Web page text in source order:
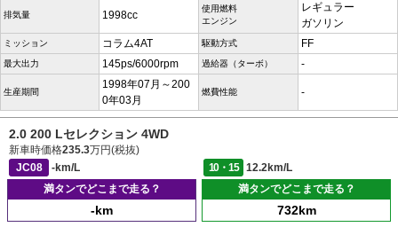
排気量 1998cc
使用燃料
エンジン
レギュラー
ガソリン
ミッション コラム4AT 駆動方式 FF
最大出力 145ps/6000rpm 過給器（ターボ） -
生産期間
1998年07月～200
0年03月
燃費性能 -
2.0 200 Lセレクション 4WD
新車時価格235.3万円(税抜)
JC08
-km/L 10・15
12.2km/L
満タンでどこまで走る？
-km
満タンでどこまで走る？
732km